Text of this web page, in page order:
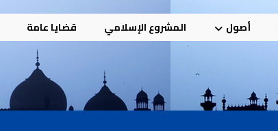
أصول المشروع الإسلامي قضايا عامة